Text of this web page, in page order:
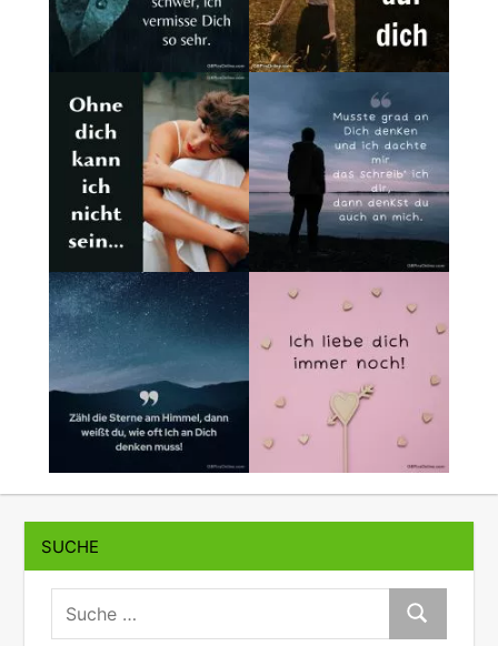
SUCHE
suche:
Suche